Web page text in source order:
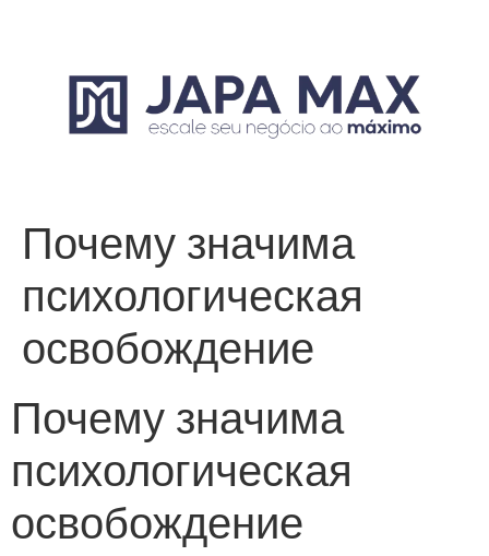
Почему значима
психологическая
освобождение
Почему значима
психологическая
освобождение